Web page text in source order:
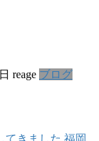
reage ブログ